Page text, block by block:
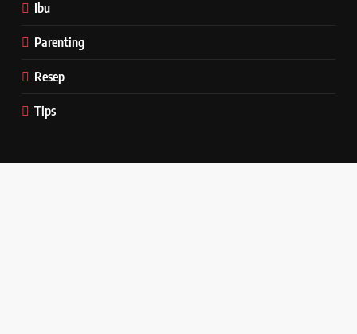
Ibu
Parenting
Resep
Tips